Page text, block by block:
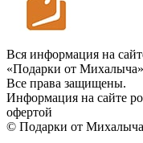
Вся информация на
«Подарки от
Все права защищены.
Информация на сайте
офертой
© Подарки от